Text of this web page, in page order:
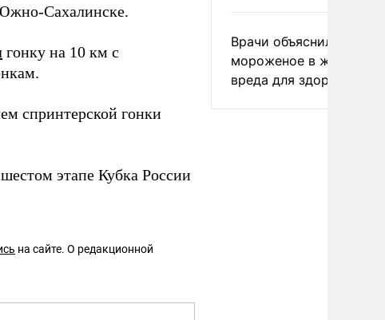
Сахалинске.
гонку на 10 км с
спринтерской гонки
этапе Кубка России
на сайте. О редакционной
Врачи объяснили, как
мороженое в жару без
вреда для здоровья